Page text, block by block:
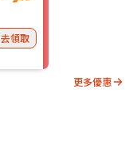
去領取
更多優惠